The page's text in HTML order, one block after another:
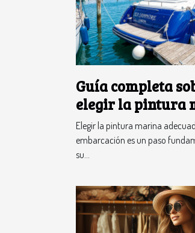
Guía completa
elegir la pintura
adecuada para tu
Elegir la pintura marina
embarcación es un paso
su...